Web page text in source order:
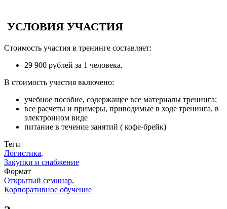
УСЛОВИЯ УЧАСТИЯ
Стоимость участия в тренинге составляет:
29 900 рублей за 1 человека.
В стоимость участия включено:
учебное пособие, содержащее все материалы тренинга;
все расчеты и примеры, приводимые в ходе тренинга, в
электронном виде
питание в течение занятий ( кофе-брейк)
Теги
Логистика,
Закупки и снабжение
Формат
Открытый семинар,
Корпоративное обучение